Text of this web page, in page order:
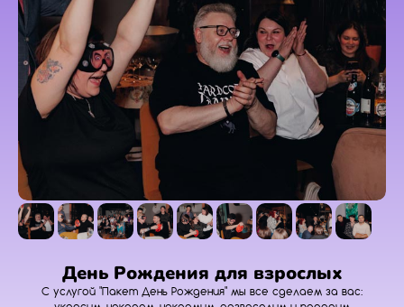
День Рождения для взрослых
С услугой "Пакет День Рождения" мы все сделаем за вас: